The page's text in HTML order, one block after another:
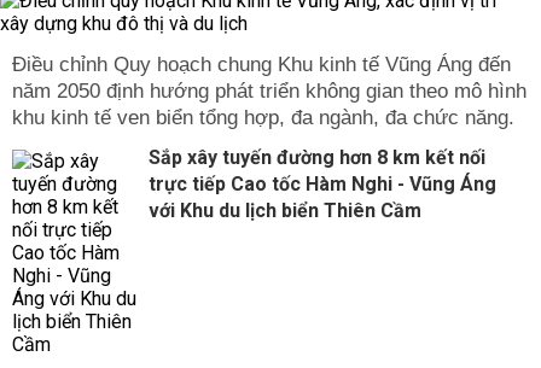
Tổng hợp 6 cách giảm cân thành công nhất hiện nay
dụng cho cả nam và nữ, bạn đọc chỉ cần thực hiện đúng
theo hướng dẫn sau:
Giảm lượng calo nạp vào cơ thể hàng ngày
Giảm lượng tiêu thụ calo mỗi ngày là cách giảm cân
nhanh chóng bạn nên áp dụng ngay.
Ví dụ như: Nếu bạn nạp khoảng 2000 calo từ các loại
thức ăn hàng ngày và tiêu thụ khoảng 500 calo từ các
hoạt động thể chất.
Và để giảm cân hiệu quả thì nhớ rằng nạp vào ít calo
hơn là tiêu thụ.
Điều chỉnh Quy hoạch chung Khu kinh tế Vũng Áng đến
năm 2050 định hướng phát triển không gian theo mô hình
khu kinh tế ven biển tổng hợp, đa ngành, đa chức năng.
Sắp xây tuyến đường hơn 8 km kết nối
trực tiếp Cao tốc Hàm Nghi - Vũng Áng
với Khu du lịch biển Thiên Cầm